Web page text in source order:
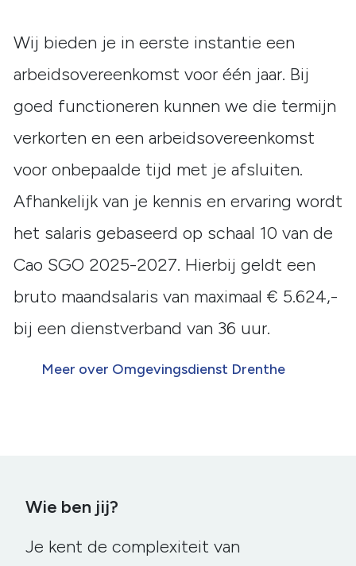
Wij bieden je in eerste instantie een
arbeidsovereenkomst voor één jaar. Bij
goed functioneren kunnen we die termijn
verkorten en een arbeidsovereenkomst
voor onbepaalde tijd met je afsluiten.
Afhankelijk van je kennis en ervaring wordt
het salaris gebaseerd op schaal 10 van de
Cao SGO 2025-2027. Hierbij geldt een
bruto maandsalaris van maximaal € 5.624,-
bij een dienstverband van 36 uur.
Meer over Omgevingsdienst Drenthe
Wie ben jij?
Je kent de complexiteit van